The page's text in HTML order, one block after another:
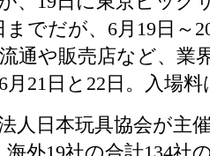
までだが、6月19日～
通や販売店など、業
月21日と22日。入場料
人日本玩具協会が主